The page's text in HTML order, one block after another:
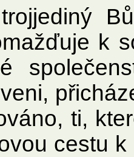
k
ti,
cestu